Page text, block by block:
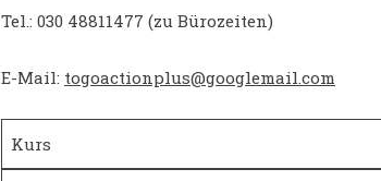
Tel.: 030 48811477 (zu Bürozeiten)
E-Mail: togoactionplus@googlemail.com
Kurs